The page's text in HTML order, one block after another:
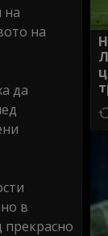
на
на
да
в
прекрасно